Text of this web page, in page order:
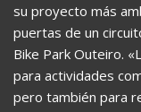
su proyecto más
puertas de un
Bike Park Outeiro.
para actividades
pero también para